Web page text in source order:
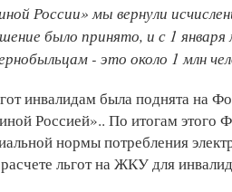
России» мы вернули
было принято, и с 1
- это около 1 млн
инвалидам была поднята на
Россией».. По итогам
нормы потребления
льгот на ЖКУ для